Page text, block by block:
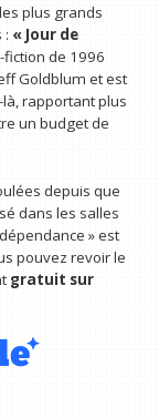
plus grands
: « Jour de
de 1996
Goldblum et est
rapportant plus
un budget de
depuis que
dans les salles
» est
pouvez revoir le
gratuit sur